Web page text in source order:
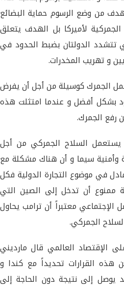
من وضع الرسوم حماية البضائع
الجمركية لأميركا بل الهدف يتعلق
تتشدد الدولتان بضبط الحدود في
و تهريب المخدرات.
الجمرك كوسيلة من أجل أن يفرض
بشكل أفضل و عندما امتثلت هذه
رفع الجمرك.
يستعمل السلاح الجمركي من أجل
وأمنية سيما و أن هناك مشكلة مع
في موضوع التجارة الدولية فكل
ممنوع أن تدخل إلى الصين التي
الإجتماعي معتبراً أن ترامب يحاول
الجمركي.
الإقتصاد العالمي قال مارديني
القرارات تحديداً مع كندا و
يوصل إلى نتيجة دون الحاجة إلى